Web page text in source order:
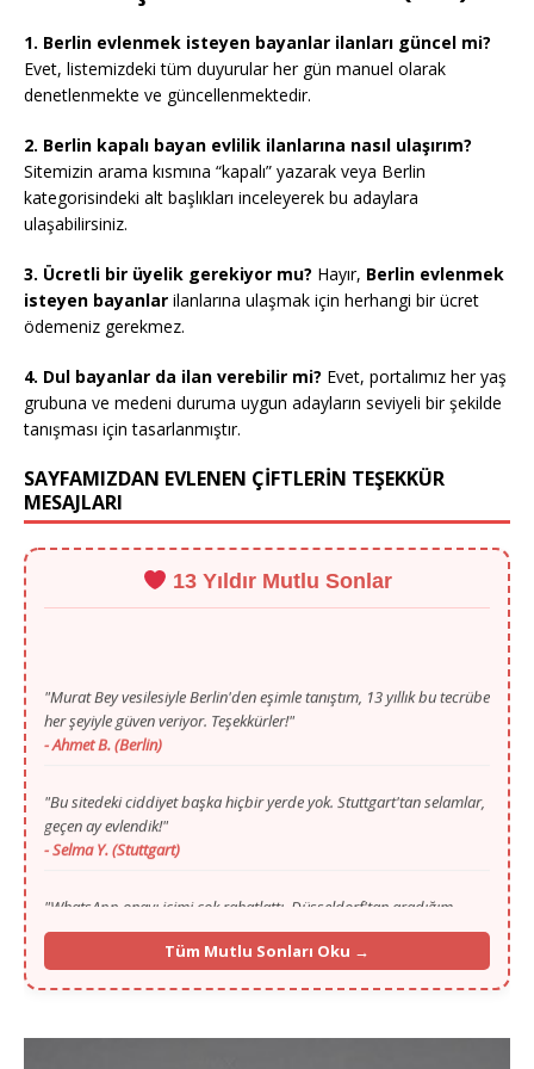
1. Berlin evlenmek isteyen bayanlar ilanları güncel mi?
Evet, listemizdeki tüm duyurular her gün manuel olarak
denetlenmekte ve güncellenmektedir.
2. Berlin kapalı bayan evlilik ilanlarına nasıl ulaşırım?
Sitemizin arama kısmına “kapalı” yazarak veya Berlin
kategorisindeki alt başlıkları inceleyerek bu adaylara
ulaşabilirsiniz.
3. Ücretli bir üyelik gerekiyor mu? Hayır, Berlin evlenmek
isteyen bayanlar ilanlarına ulaşmak için herhangi bir ücret
ödemeniz gerekmez.
4. Dul bayanlar da ilan verebilir mi? Evet, portalımız her yaş
grubuna ve medeni duruma uygun adayların seviyeli bir şekilde
tanışması için tasarlanmıştır.
SAYFAMIZDAN EVLENEN ÇİFTLERİN TEŞEKKÜR
MESAJLARI
13 Yıldır Mutlu Sonlar
- Ahmet B. (Berlin)
"Bu sitedeki ciddiyet başka hiçbir yerde yok. Stuttgart'tan selamlar,
- Selma Y. (Stuttgart)
"WhatsApp onayı içimi çok rahatlattı. Düsseldorf'tan aradığım
- Mustafa T. (Düsseldorf)
"Gurbette yalnızlık zordu ama Murat Bey'in ilgisi ve portalı
sayesinde Köln'den hayat arkadaşımı buldum."
Tüm Mutlu Sonları Oku →